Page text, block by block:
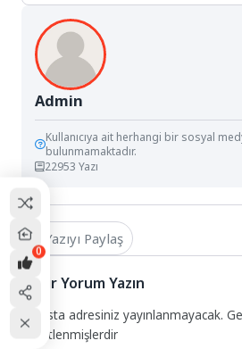
Admin
Kullanıcıya ait herhangi bir sosyal
bulunmamaktadır.
22953 Yazı
Yazıyı Paylaş
Bir Yorum Yazın
E-posta adresiniz yayınlanmayacak.
işaretlenmişlerdir
0